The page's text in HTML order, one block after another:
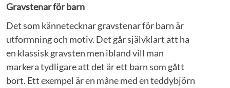
Gravstenar för barn
Det som kännetecknar gravstenar för barn är
utformning och motiv. Det går självklart att ha
en klassisk gravsten men ibland vill man
markera tydligare att det är ett barn som gått
bort. Ett exempel är en måne med en teddybjörn